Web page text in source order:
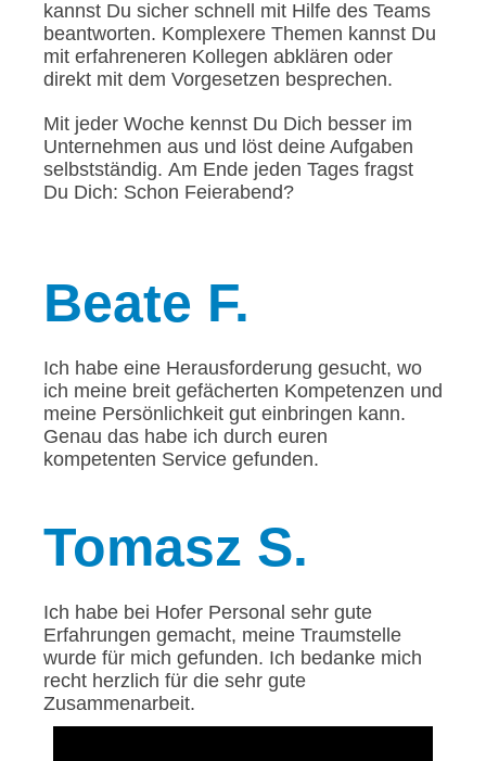
kannst Du sicher schnell mit Hilfe des Teams
beantworten. Komplexere Themen kannst Du
mit erfahreneren Kollegen abklären oder
direkt mit dem Vorgesetzen besprechen.
Mit jeder Woche kennst Du Dich besser im
Unternehmen aus und löst deine Aufgaben
selbstständig. Am Ende jeden Tages fragst
Du Dich: Schon Feierabend?
Beate F.
Ich habe eine Herausforderung gesucht, wo
ich meine breit gefächerten Kompetenzen und
meine Persönlichkeit gut einbringen kann.
Genau das habe ich durch euren
kompetenten Service gefunden.
Tomasz S.
Ich habe bei Hofer Personal sehr gute
Erfahrungen gemacht, meine Traumstelle
wurde für mich gefunden. Ich bedanke mich
recht herzlich für die sehr gute
Zusammenarbeit.